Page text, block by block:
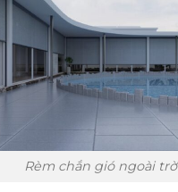
Rèm chắn gió ngoài